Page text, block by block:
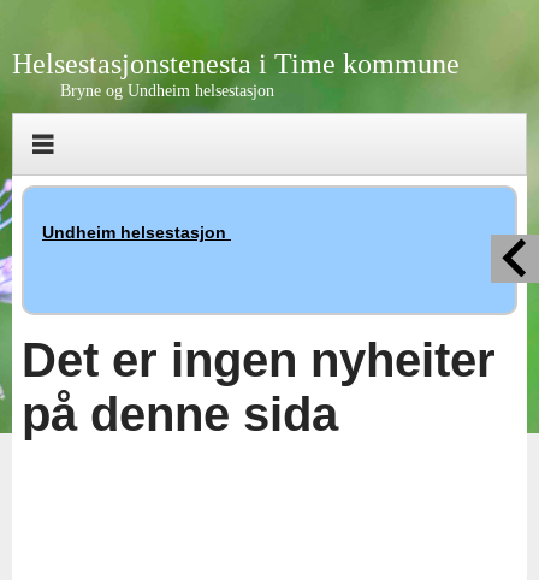
Helsestasjonstenesta i Time kommune
Bryne og Undheim helsestasjon
Undheim helsestasjon
Det er ingen nyheiter
på denne sida